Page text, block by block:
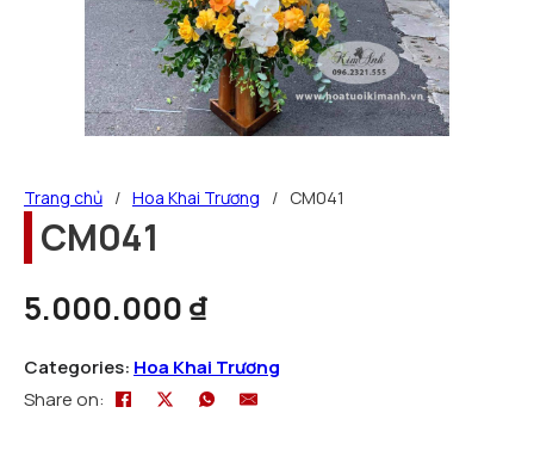
Trang chủ / Hoa Khai Trương / CM041
CM041
5.000.000₫
Categories: Hoa Khai Trương
Share on: